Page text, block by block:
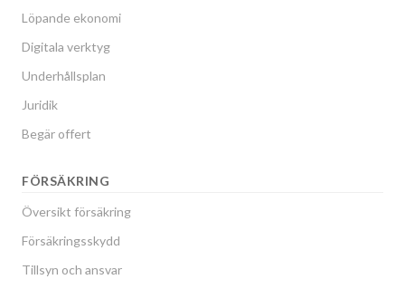
Löpande ekonomi
Digitala verktyg
Underhållsplan
Juridik
Begär offert
FÖRSÄKRING
Översikt försäkring
Försäkringsskydd
Tillsyn och ansvar